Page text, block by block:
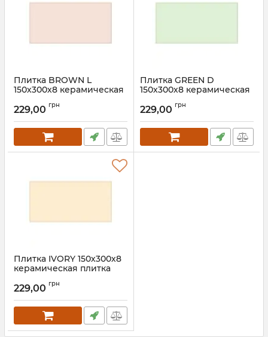
Плитка BROWN L
150х300х8 керамическая
стен, фасада
229,00 грн
Плитка GREEN D
150х300х8 керамическая
стен, фасада
229,00 грн
Плитка IVORY 150х300х8
керамическая плитка
фасада
229,00 грн